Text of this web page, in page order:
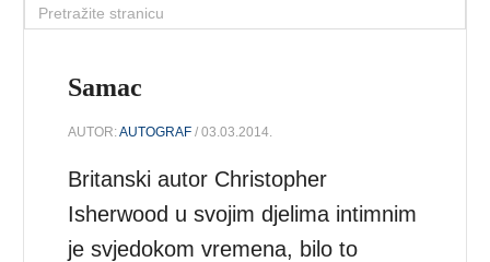
Samac
AUTOR:AUTOGRAF / 03.03.2014.
Britanski autor Christopher
Isherwood u svojim djelima intimnim
je svjedokom vremena, bilo to